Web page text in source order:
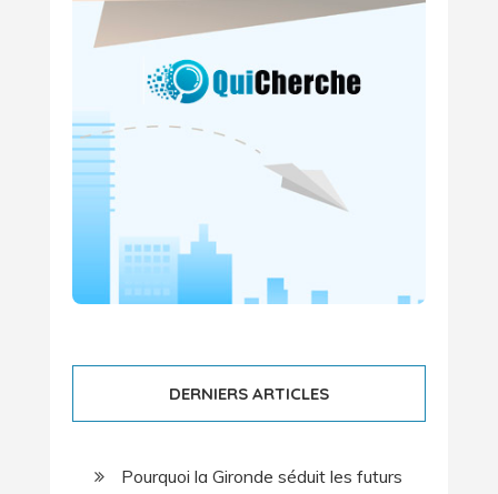
DERNIERS ARTICLES
Pourquoi la Gironde séduit les futurs